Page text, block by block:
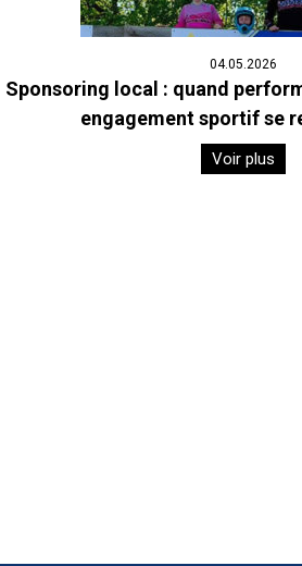
04.05.2026
Sponsoring local : quand
engagement sportif se
Voir plus